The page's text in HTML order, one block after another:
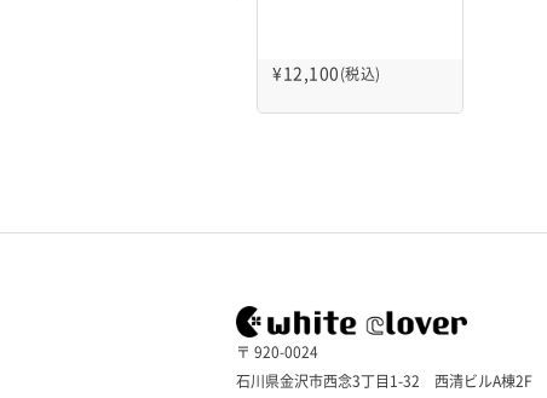
¥12,100 (税込)
〒 920-0024
石川県金沢市西念3丁目1-32 西清ビルA棟2F